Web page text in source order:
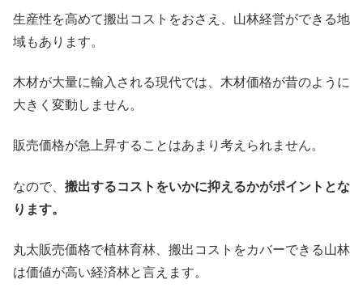
生産性を高めて搬出コストをおさえ、山林経営ができる地
域もあります。
木材が大量に輸入される現代では、木材価格が昔のように
大きく変動しません。
販売価格が急上昇することはあまり考えられません。
なので、 搬出するコストをいかに抑えるかがポイントとな
ります。
丸太販売価格で植林育林、搬出コストをカバーできる山林
は価値が高い経済林と言えます。